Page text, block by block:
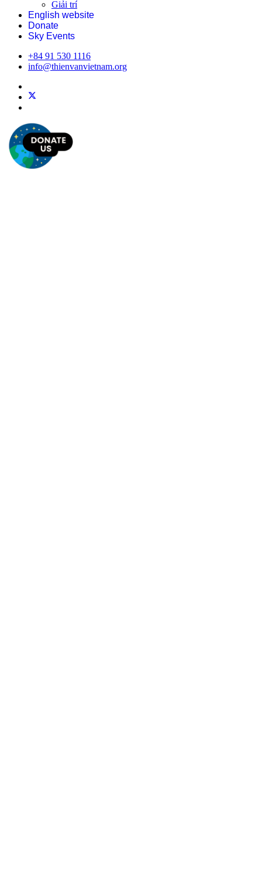
Giải trí
English website
Donate
Sky Events
+84 91 530 1116
info@thienvanvietnam.org